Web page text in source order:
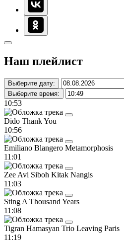
Наш плейлист
Выберите дату:
Выберите время:
10:53
Dido Thank You
10:56
Emiliano Blangero Metamorphosis
11:01
Zee Avi Siboh Kitak Nangis
11:03
Sting A Thousand Years
11:08
Tigran Hamasyan Trio Leaving Paris
11:19